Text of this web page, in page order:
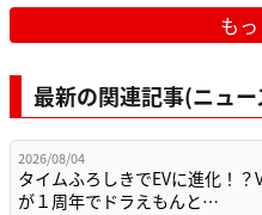
も
最新の関連記事(ニュー
2026/08/04
タイムふろしきでEVに進化！？
が１周年でドラえもんと…